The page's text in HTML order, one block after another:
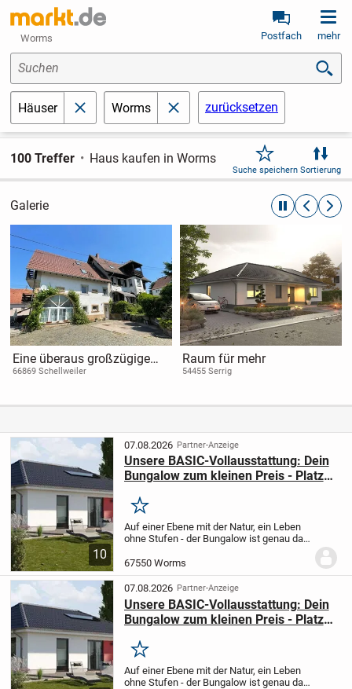
Worms Postfach mehr
Suchen
Häuser schließenWorms schließenzurücksetzen
100 Treffer Haus kaufen in Worms
Suche speichern Sortierung
Galerie automatische
Eine überaus großzügige
Liegenschaft mit vielen
66869 Schellweiler
Raum für mehr
54455 Serrig
10
07.08.2026 Partner-Anzeige
Unsere BASIC-Vollausstattung: Dein
Bungalow zum kleinen Preis - Platz
Lebensabend genießen!
Merken
Auf einer Ebene mit der Natur, ein Leben
ohne Stufen - der Bungalow ist genau das
Treppensteigen verzichten möchten. In
diesem Haus können Sie sich ohne lange
Wege...
67550 Worms
07.08.2026 Partner-Anzeige
Unsere BASIC-Vollausstattung: Dein
Bungalow zum kleinen Preis - Platz
Lebensabend genießen!
Merken
Auf einer Ebene mit der Natur, ein Leben
ohne Stufen - der Bungalow ist genau das